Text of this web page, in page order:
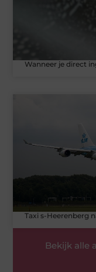
Wanneer je direct
Taxi s-Heerenberg
Bekijk alle